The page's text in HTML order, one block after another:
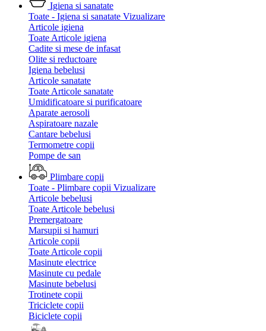
Igiena si sanatate
Toate - Igiena si sanatate Vizualizare
Articole igiena
Toate Articole igiena
Cadite si mese de infasat
Olite si reductoare
Igiena bebelusi
Articole sanatate
Toate Articole sanatate
Umidificatoare si purificatoare
Aparate aerosoli
Aspiratoare nazale
Cantare bebelusi
Termometre copii
Pompe de san
Plimbare copii
Toate - Plimbare copii Vizualizare
Articole bebelusi
Toate Articole bebelusi
Premergatoare
Marsupii si hamuri
Articole copii
Toate Articole copii
Masinute electrice
Masinute cu pedale
Masinute bebelusi
Trotinete copii
Triciclete copii
Biciclete copii